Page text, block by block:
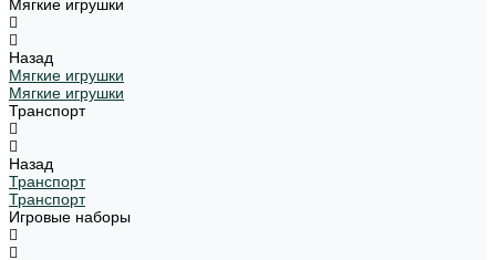
Мягкие игрушки
Назад
Мягкие игрушки
Мягкие игрушки
Транспорт
Назад
Транспорт
Транспорт
Игровые наборы